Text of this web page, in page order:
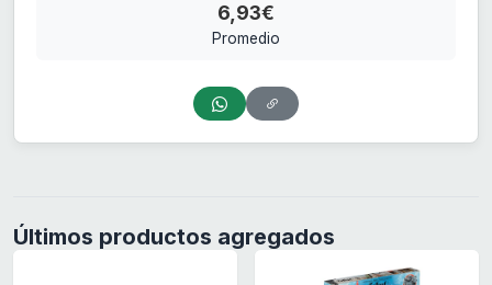
6,93€
Promedio
Últimos productos agregados